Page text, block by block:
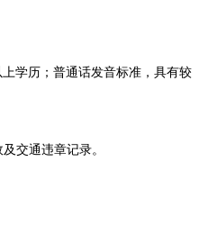
学历；普通话发音标准，具有较
交通违章记录。